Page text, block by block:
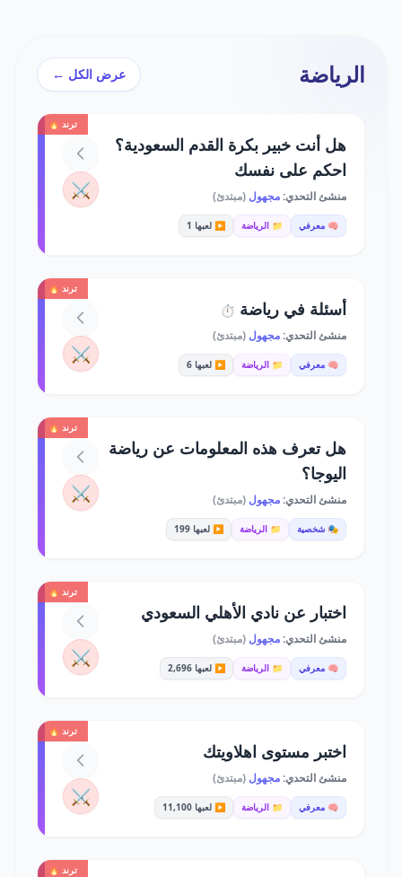
الرياضة عرض الكل ←
ترند 🔥
هل أنت خبير بكرة القدم السعودية؟
احكم على نفسك
منشئ التحدي:مجهول (مبتدئ)
🧠 معرفي 📁 الرياضة ▶️ لعبها 1
⚔️
ترند 🔥
أسئلة في رياضة ⏱️
منشئ التحدي:مجهول (مبتدئ)
🧠 معرفي 📁 الرياضة ▶️ لعبها 6 ⚔️
ترند 🔥
هل تعرف هذه المعلومات عن رياضة
اليوجا؟
منشئ التحدي:مجهول (مبتدئ)
🎭 شخصية 📁 الرياضة ▶️ لعبها 199
⚔️
ترند 🔥
اختبار عن نادي الأهلي السعودي
منشئ التحدي:مجهول (مبتدئ)
🧠 معرفي 📁 الرياضة ▶️ لعبها 2,696 ⚔️
ترند 🔥
اختبر مستوى اهلاويتك
منشئ التحدي:مجهول (مبتدئ)
🧠 معرفي 📁 الرياضة ▶️ لعبها 11,100 ⚔️
ترند 🔥